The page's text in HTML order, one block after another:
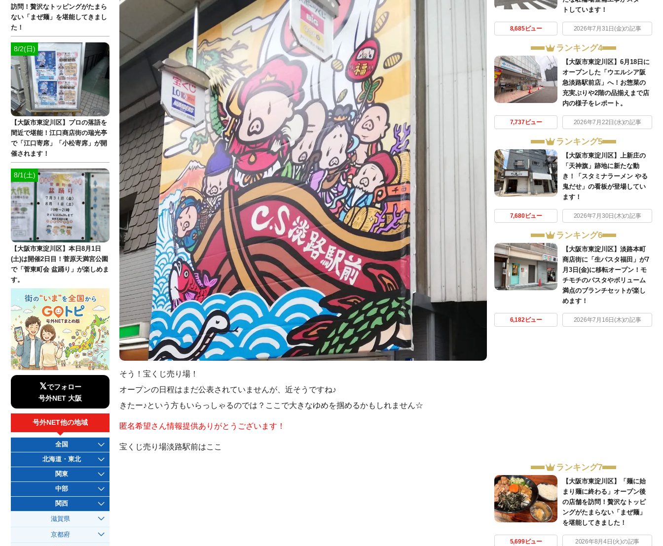
そう！宝くじ売り場！
オープンの日程はまだ公表されていませんが、近そうですね♪
きたー♪という方もいらっしゃるのでは？ここで大きなゆめを掴めるかもしれません☆
匿名希望さん情報提供ありがとうございます！
宝くじ売り場淡路駅前はここ
トしています！
8,685ビュー 2026年7月31日(金)の記事
ランキング4
【大阪市東淀川区】6月18日に
オープンした「ウエルシア阪
急淡路駅前店」へ！お惣菜の
充実ぶりや2階の品揃えまで店
内の様子をレポート。
7,737ビュー 2026年7月22日(水)の記事
ランキング5
【大阪市東淀川区】上新庄の
「天神旗」跡地に新たな動
き！「スタミナラーメン やる
鬼だせ」の看板が登場してい
ます！
7,680ビュー 2026年7月30日(木)の記事
ランキング6
【大阪市東淀川区】淡路本町
商店街に「生パスタ福田」が7
月3日(金)に移転オープン！モ
チモチのパスタやボリューム
満点のブランチセットが楽し
めます！
6,182ビュー 2026年7月16日(木)の記事
ランキング7
【大阪市東淀川区】「麺に始
まり麺に終わる」オープン後
の店舗を訪問！贅沢なトッピ
ングがたまらない「まぜ麺」
を堪能してきました！
5,699ビュー 2026年8月4日(火)の記事
訪問！贅沢なトッピングがたまら
ない「まぜ麺」を堪能してきまし
た！
8/2(日)
【大阪市東淀川区】プロの落語を
間近で堪能！江口商店街の瑞光亭
で「江口寄席」「小松寄席」が開
催されます！
8/1(土)
【大阪市東淀川区】本日8月1日
(土)は開催2日目！菅原天満宮公園
で「菅東町会 盆踊り」が楽しめま
す。
𝕏でフォロー
号外NET 大阪
号外NET他の地域
全国
北海道・東北
関東
中部
関西
滋賀県
京都府